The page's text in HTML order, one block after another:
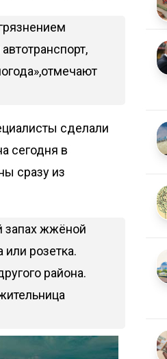
сделали
сегодня в
сразу из
запах жжёной
розетка.
района.